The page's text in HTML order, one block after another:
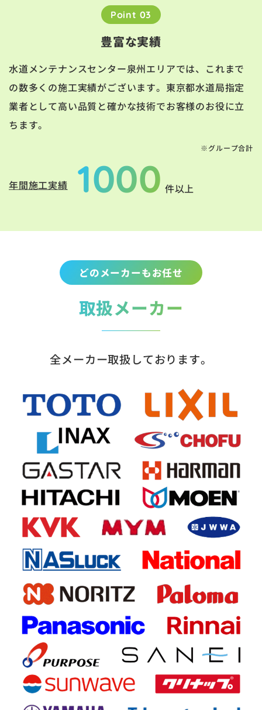
Point 03
豊富な実績
水道メンテナンスセンター泉州エリアでは、これまで
の数多くの施工実績がございます。東京都水道局指定
業者として高い品質と確かな技術でお客様のお役に立
ちます。
※グループ合計
年間施工実績 1000 件以上
どのメーカーもお任せ
取扱メーカー
全メーカー取扱しております。